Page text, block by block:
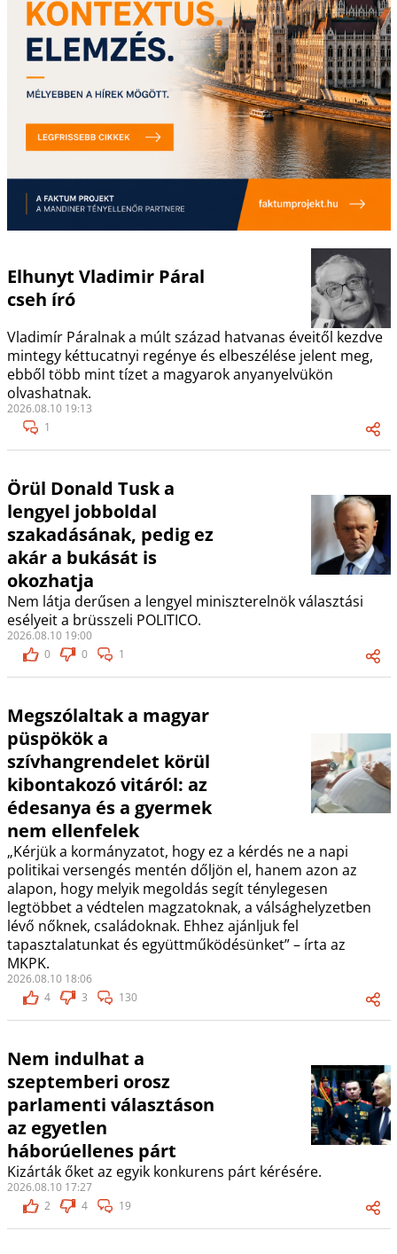
Elhunyt Vladimir Páral
cseh író
Vladimír Páralnak a múlt század hatvanas éveitől kezdve
mintegy kéttucatnyi regénye és elbeszélése jelent meg,
ebből több mint tízet a magyarok anyanyelvükön
olvashatnak.
2026.08.10 19:13
1
Örül Donald Tusk a
lengyel jobboldal
szakadásának, pedig ez
akár a bukását is
okozhatja
Nem látja derűsen a lengyel miniszterelnök választási
esélyeit a brüsszeli POLITICO.
2026.08.10 19:00
0
0 1
Megszólaltak a magyar
püspökök a
szívhangrendelet körül
kibontakozó vitáról: az
édesanya és a gyermek
nem ellenfelek
„Kérjük a kormányzatot, hogy ez a kérdés ne a napi
politikai versengés mentén dőljön el, hanem azon az
alapon, hogy melyik megoldás segít ténylegesen
legtöbbet a védtelen magzatoknak, a válsághelyzetben
lévő nőknek, családoknak. Ehhez ajánljuk fel
tapasztalatunkat és együttműködésünket” – írta az
MKPK.
2026.08.10 18:06
4
3 130
Nem indulhat a
szeptemberi orosz
parlamenti választáson
az egyetlen
háborúellenes párt
Kizárták őket az egyik konkurens párt kérésére.
2026.08.10 17:27
2
4 19